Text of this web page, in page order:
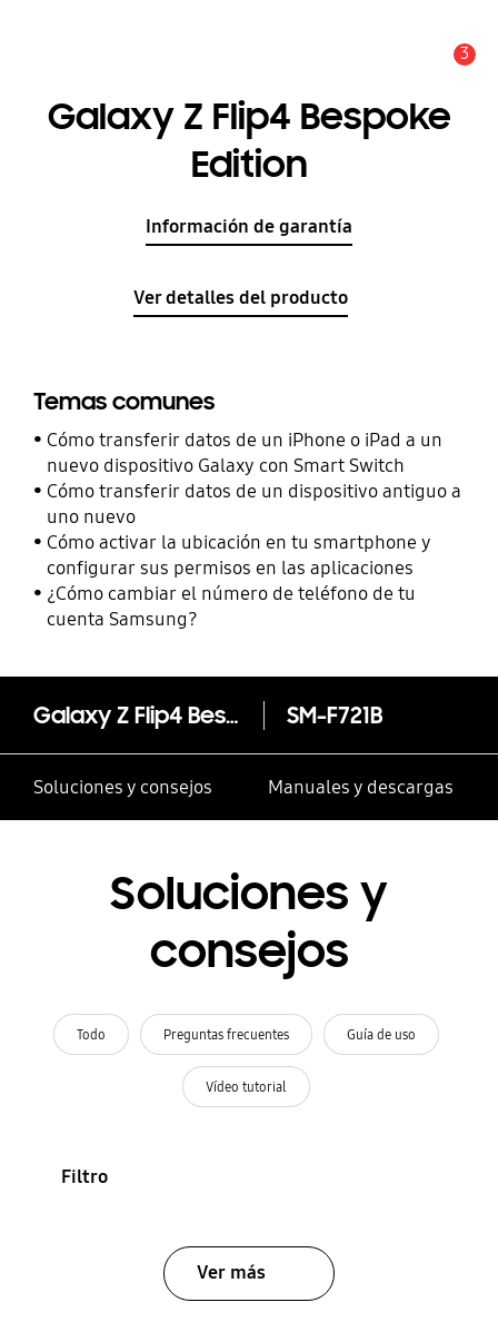
3
Galaxy Z Flip4 Bespoke
Edition
Información de garantía
Ver detalles del producto
Temas comunes
Cómo transferir datos de un iPhone o iPad a un
nuevo dispositivo Galaxy con Smart Switch
Cómo transferir datos de un dispositivo antiguo a
uno nuevo
Cómo activar la ubicación en tu smartphone y
configurar sus permisos en las aplicaciones
¿Cómo cambiar el número de teléfono de tu
cuenta Samsung?
Galaxy Z Flip4 Bespoke Edition SM-F721B
Soluciones y consejos Manuales y descargas
Soluciones y
consejos
Todo Preguntas frecuentes Guía de uso
Vídeo tutorial
Filtro
Ver más